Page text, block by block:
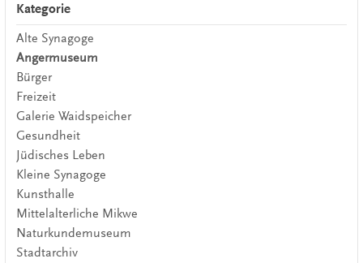
Kategorie
Alte Synagoge
Angermuseum
Bürger
Freizeit
Galerie Waidspeicher
Gesundheit
Jüdisches Leben
Kleine Synagoge
Kunsthalle
Mittelalterliche Mikwe
Naturkundemuseum
Stadtarchiv